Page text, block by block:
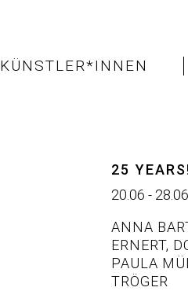
KÜNSTLER*INNEN
25
20.06 -
ANNA
ERNERT,
PAULA
TRÖGER